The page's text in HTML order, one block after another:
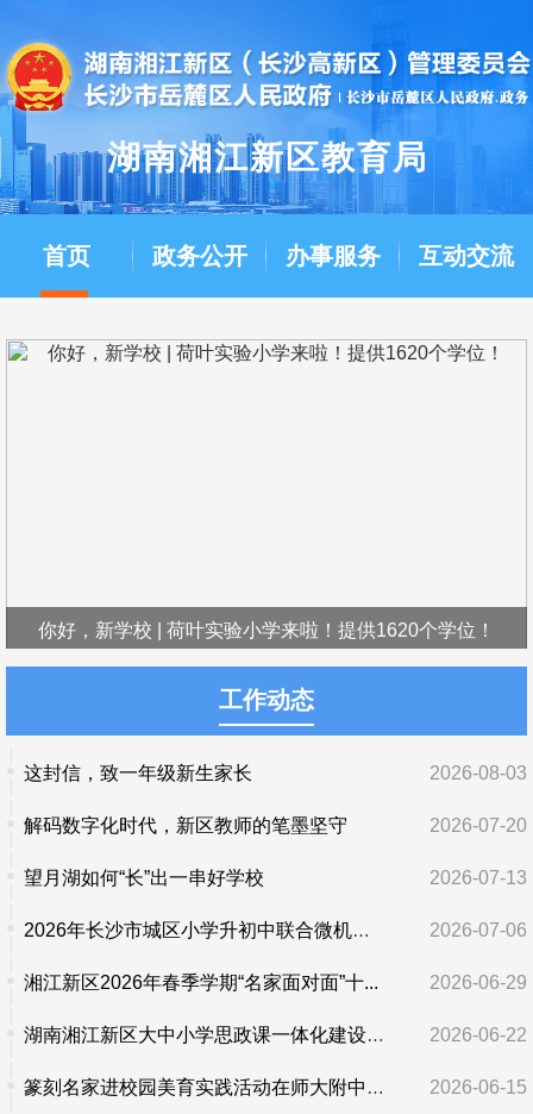
湖南湘江新区教育局
首页 政务公开 办事服务 互动交流
你好，新学校 | 荷叶实验小学来啦！提供1620个学位！
工作动态
这封信，致一年级新生家长 2026-08-03
解码数字化时代，新区教师的笔墨坚守 2026-07-20
望月湖如何“长”出一串好学校 2026-07-13
2026年长沙市城区小学升初中联合微机派位举行 2026-07-06
湘江新区2026年春季学期“名家面对面”十... 2026-06-29
湖南湘江新区大中小学思政课一体化建设正... 2026-06-22
篆刻名家进校园美育实践活动在师大附中凌... 2026-06-15